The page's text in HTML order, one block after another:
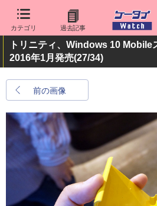
カテゴリ 過去記事
トリニティ、Windows 10 Mobile
2016年1月発売(27/34)
前の画像